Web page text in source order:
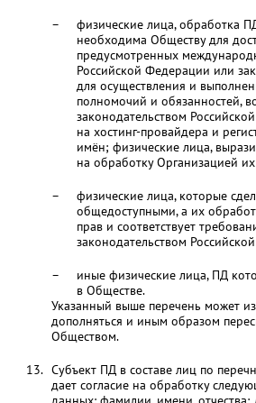
физические лица, обработка
необходима Обществу для
предусмотренных
Российской Федерации или
для осуществления и
полномочий и обязанностей,
законодательством
на хостинг-провайдера и
имён; физические лица,
на обработку Организацией
физические лица, которые
общедоступными, а их
прав и соответствует
законодательством
иные физические лица, ПД
в Обществе.
Указанный выше перечень может
дополняться и иным образом
Обществом.
Субъект ПД в составе лиц по
дает согласие на обработку